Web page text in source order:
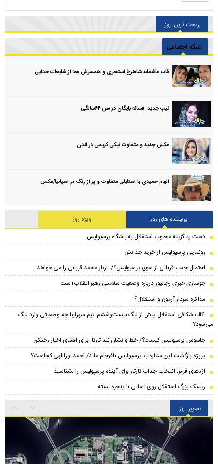
پربحث ترین روز
شبکه اجتماعی
قاب عاشقانه شاهرخ استخری و همسرش بعد از شایعات جدایی
تیپ جدید افسانه بایگان در سن ۶۴سالگی
عکس جدید و متفاوت نیکی کریمی در لندن
الهام حمیدی با استایلی متفاوت و پر از رنگ در اسپانیا/عکس
پربیننده های روز
ویژه روز
دست رد گزینه محبوب استقلال به باشگاه پرسپولیس
رونمایی پرسپولیس از خرید جذابش
احتمال جذب قربانی از سوی پرسپولیس؟/ تارتار محمد قربانی را می خواهد
جوسازی خبری رجانیوز درباره وضعیت سلامتی رهبر انقلاب+سند
مذاکره سردار آزمون و استقلال؟
کالبدشکافی استقلال پیش از لیگ بیست‌و‌ششم، تیم سهراببا چه وضعیتی وارد لیگ
می‌شود؟
جاسوس پرسپولیس کیست؟/ خط و نشان تند تارتار برای افشای اخبار رختکن
پروژه بازگشت این ستاره به پرسپولیس نافرجام ماند/ احمد نوراللهی کجاست؟
اژدهای قرمز؛ انتخاب جذاب تارتار برای آینده پرسپولیس را بشناسید
ریسک بزرگ استقلال روی آسانی با پنجره بسته
تصویر روز